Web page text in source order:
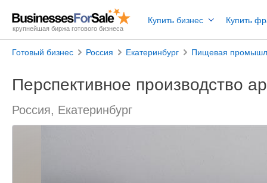
крупнейшая биржа готового бизнеса
Купить бизнес Купить
Готовый бизнес Россия Екатеринбург Пищевая
Перспективное производство
Россия, Екатеринбург